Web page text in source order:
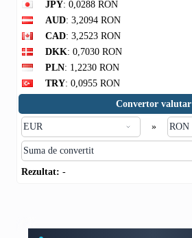
JPY: 0,0288 RON
AUD: 3,2094 RON
CAD: 3,2523 RON
DKK: 0,7030 RON
PLN: 1,2230 RON
TRY: 0,0955 RON
Convertor valutar
»
Rezultat: -